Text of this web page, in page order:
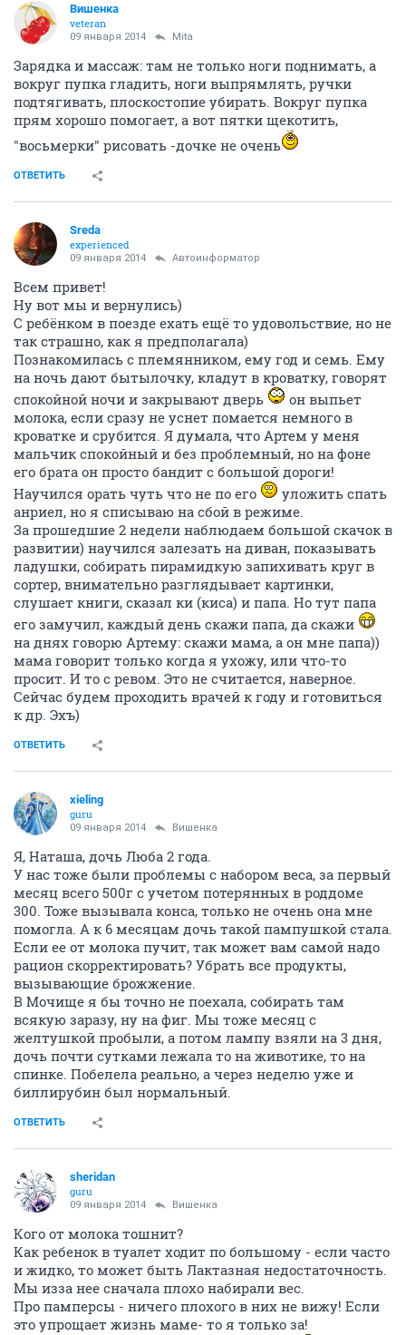
Вишенка
veteran
09 января 2014 Mita
Зарядка и массаж: там не только ноги поднимать, а
вокруг пупка гладить, ноги выпрямлять, ручки
подтягивать, плоскостопие убирать. Вокруг пупка
прям хорошо помогает, а вот пятки щекотить,
"восьмерки" рисовать -дочке не очень
ОТВЕТИТЬ
Sreda
experienced
09 января 2014 Автоинформатор
Всем привет!
Ну вот мы и вернулись)
С ребёнком в поезде ехать ещё то удовольствие, но не
так страшно, как я предполагала)
Познакомилась с племянником, ему год и семь. Ему
на ночь дают бытылочку, кладут в кроватку, говорят
спокойной ночи и закрывают дверь
он выпьет
молока, если сразу не уснет помается немного в
кроватке и срубится. Я думала, что Артем у меня
мальчик спокойный и без проблемный, но на фоне
его брата он просто бандит с большой дороги!
Научился орать чуть что не по его
уложить спать
анриел, но я списываю на сбой в режиме.
За прошедшие 2 недели наблюдаем большой скачок в
развитии) научился залезать на диван, показывать
ладушки, собирать пирамидкую запихивать круг в
сортер, внимательно разглядывает картинки,
слушает книги, сказал ки (киса) и папа. Но тут папа
его замучил, каждый день скажи папа, да скажи
на днях говорю Артему: скажи мама, а он мне папа))
мама говорит только когда я ухожу, или что-то
просит. И то с ревом. Это не считается, наверное.
Сейчас будем проходить врачей к году и готовиться
к др. Эхъ)
ОТВЕТИТЬ
xieling
guru
09 января 2014 Вишенка
Я, Наташа, дочь Люба 2 года.
У нас тоже были проблемы с набором веса, за первый
месяц всего 500г с учетом потерянных в роддоме
300. Тоже вызывала конса, только не очень она мне
помогла. А к 6 месяцам дочь такой пампушкой стала.
Если ее от молока пучит, так может вам самой надо
рацион скорректировать? Убрать все продукты,
вызывающие брожжение.
В Мочище я бы точно не поехала, собирать там
всякую заразу, ну на фиг. Мы тоже месяц с
желтушкой пробыли, а потом лампу взяли на 3 дня,
дочь почти сутками лежала то на животике, то на
спинке. Побелела реально, а через неделю уже и
биллирубин был нормальный.
ОТВЕТИТЬ
sheridan
guru
09 января 2014 Вишенка
Кого от молока тошнит?
Как ребенок в туалет ходит по большому - если часто
и жидко, то может быть Лактазная недостаточность.
Мы изза нее сначала плохо набирали вес.
Про памперсы - ничего плохого в них не вижу! Если
это упрощает жизнь маме- то я только за!